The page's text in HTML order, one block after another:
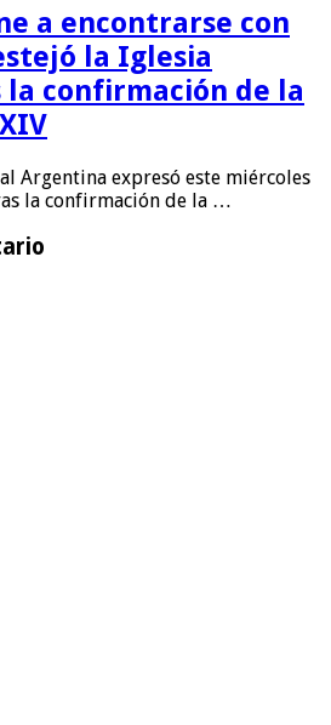
a encontrarse con
la Iglesia
confirmación de la
Argentina expresó este miércoles
la confirmación de la …